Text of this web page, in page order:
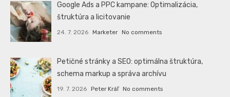
Google Ads a PPC kampane: Optimalizácia,
štruktúra a licitovanie
24. 7. 2026 Marketer No comments
Petičné stránky a SEO: optimálna štruktúra,
schema markup a správa archívu
19. 7. 2026 Peter Kráľ No comments